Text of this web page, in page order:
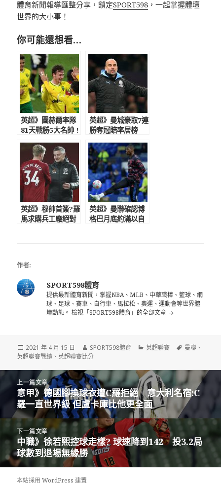
體育新聞報導匯整分享，鎖定SPORT598 ，一起掌握體壇
世界的大小事！
你可能還想看…
英超》圖赫爾率隊
81天戰勝5大名帥 !
入下賽季英超聯賽
英超》曼城豪取7連
勝奪冠賠率居榜
差點運氣
英超》穆帥首簽?羅
馬求購兵工廠絕對
英超》曼聯確認博
格巴月底約滿以自
作者:
SPORT598體育
提供最新體育新聞，掌握NBA、MLB、中華職棒、籃球、網
球、足球、賽車、自行車、馬拉松、奧運、運動會等世界體
壇動態。檢視「SPORT598體育」的全部文章
發
佈
2021 年 4 月 15 日
作
者
SPORT598體育
分
英超聯賽
標
曼聯 、
英超聯賽戰績 、英超聯賽比分
文
章
上一篇文章
上
一
篇
文
章:
意甲》德國腳換球衣遭C羅拒絕 意大利名宿:C
羅一直世界級 但盧卡庫比他更全面
下一篇文章
下
一
篇
文
中職》徐若熙控球走樣? 球速降到142 投3.2局
球數到退場無緣勝
本站採用 WordPress 建置